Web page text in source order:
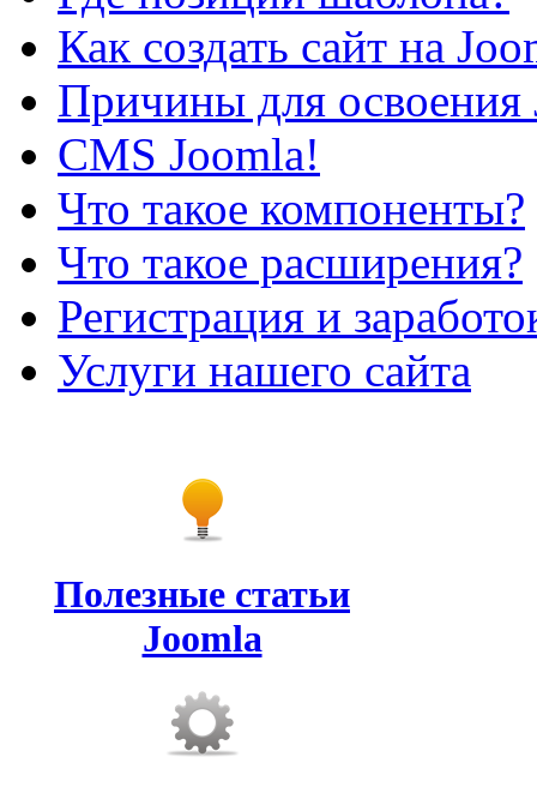
Как создать сайт на
Причины для освоения
CMS Joomla!
Что такое компоненты?
Что такое расширения?
Регистрация и
Услуги нашего сайта
Полезные статьи
Joomla